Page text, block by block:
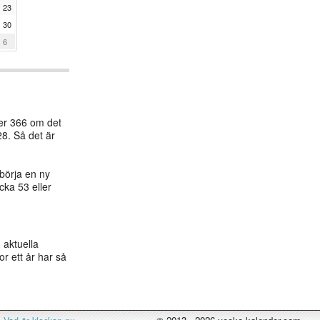
23
30
6
366 om det
Så det är
en ny
53 eller
aktuella
ett år har så